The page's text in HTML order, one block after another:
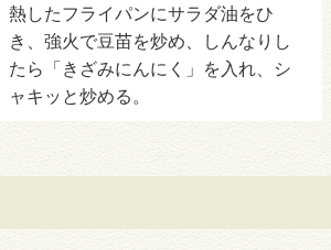
熱したフライパンにサラダ油をひ
き、強火で豆苗を炒め、しんなりし
たら「きざみにんにく」を入れ、シ
ャキッと炒める。